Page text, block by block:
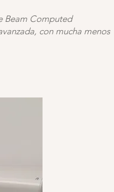
Beam Computed
con mucha menos